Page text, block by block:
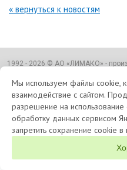
« вернуться к новостям
1992 - 2026 © АО «ЛИМАКО» -
Политика
О компании
Продукция
Мы используем файлы cookie,
взаимодействие с сайтом.
разрешение на
обработку данных сервисом
запретить сохранение cookie